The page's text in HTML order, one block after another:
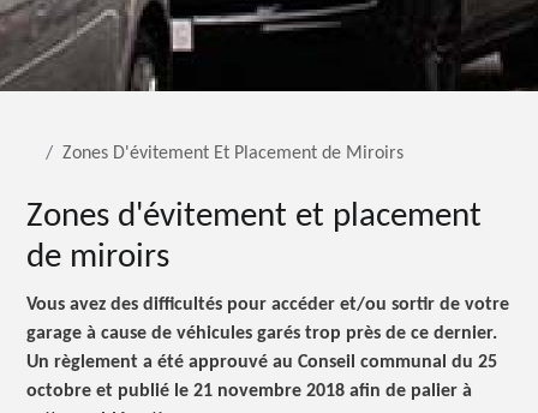
Zones D'évitement Et Placement de Miroirs
Zones d'évitement et placement
de miroirs
Vous avez des difficultés pour accéder et/ou sortir de votre
garage à cause de véhicules garés trop près de ce dernier.
Un règlement a été approuvé au Conseil communal du 25
octobre et publié le 21 novembre 2018 afin de palier à